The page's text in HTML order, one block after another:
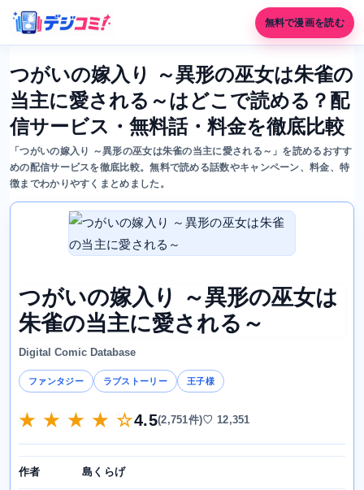
無料で漫画を読む
つがいの嫁入り ～異形の巫女は朱雀の
当主に愛される～はどこで読める？配
信サービス・無料話・料金を徹底比較
「つがいの嫁入り ～異形の巫女は朱雀の当主に愛される～」を読めるおすす
めの配信サービスを徹底比較。無料で読める話数やキャンペーン、料金、特
徴までわかりやすくまとめました。
つがいの嫁入り ～異形の巫女は
朱雀の当主に愛される～
Digital Comic Database
ファンタジー ラブストーリー 王子様
★ ★ ★ ★ ☆4.5(2,751件)♡ 12,351
作者 島くらげ